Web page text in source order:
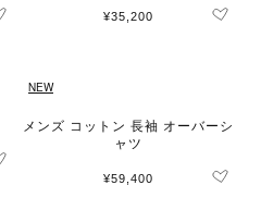
¥35,200
NEW
メンズ コットン 長袖 オーバーシ
ャツ
¥59,400